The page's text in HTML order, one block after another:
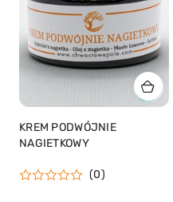
KREM PODWÓJNIE
NAGIETKOWY
(0)